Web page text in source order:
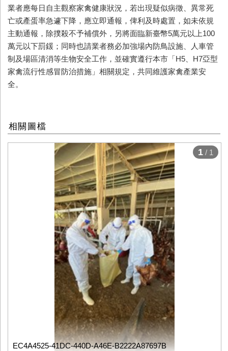
業者應每日自主觀察家禽健康狀況，若出現疑似病徵、異常死
亡或產蛋率急遽下降，應立即通報，俾利及時處置，如未依規
主動通報，除撲殺不予補償外，另將面臨新臺幣5萬元以上100
萬元以下罰鍰；同時也請業者務必加強場內防鳥設施、人車管
制及場區清消等生物安全工作，並確實遵行本市「H5 H7亞型
家禽流行性感冒防治措施」相關規定，共同維護家禽產業安
全。
相關圖檔
EC4A4525-41DC-440D-A46E-B2222A87697B
1 / 1